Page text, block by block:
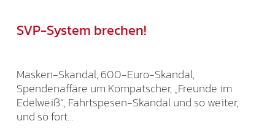
SVP-System brechen!
Masken-Skandal, 600-Euro-Skandal,
Spendenaffäre um Kompatscher, „Freunde im
Edelweiß“, Fahrtspesen-Skandal und so weiter,
und so fort…